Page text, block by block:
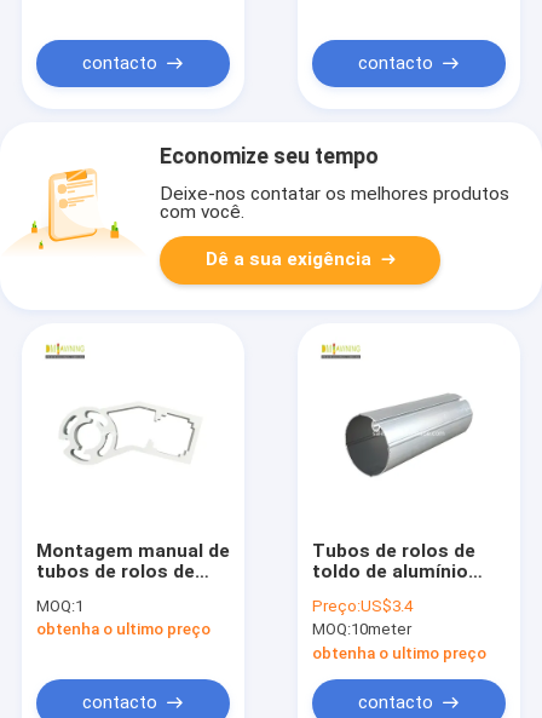
contacto contacto
Economize seu tempo
Deixe-nos contatar os melhores produtos
com você.
Dê a sua exigência
Montagem manual de
tubos de rolos de
MOQ:1
obtenha o ultimo preço
contacto
Tubos de rolos de
toldo de alumínio
toldo Tubos de
bobina
Preço:US$3.4
MOQ:10meter
obtenha o ultimo preço
contacto